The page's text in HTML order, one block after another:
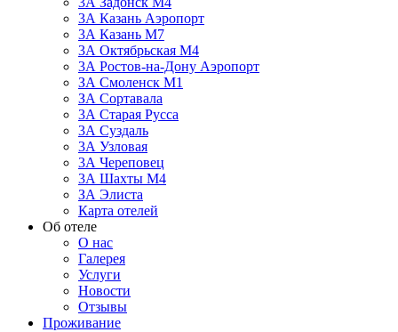
3А Казань Аэропорт
3А Казань M7
3А Октябрьская М4
3А Ростов-на-Дону Аэропорт
ЗА Смоленск М1
ЗА Сортавала
3А Старая Русса
3А Суздаль
3А Узловая
3А Череповец
3А Шахты М4
ЗА Элиста
Карта отелей
Об отеле
О нас
Галерея
Услуги
Новости
Отзывы
Проживание